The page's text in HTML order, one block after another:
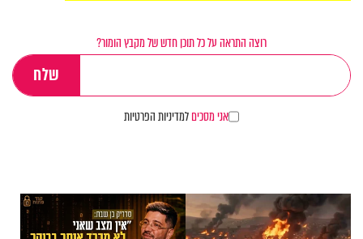
רוצה התראה על כל תוכן חדש של מקבץ הומור?
אני מסכיםלמדיניות הפרטיות